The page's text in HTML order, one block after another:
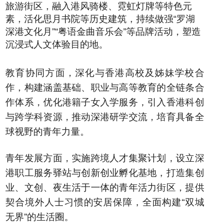
旅游街区，融入港风骑楼、霓虹灯牌等特色元
素，活化思月书院等历史建筑，持续做强“罗湖
深港文化月”“粤语金曲音乐会”等品牌活动，塑造
沉浸式人文体验目的地。
教育协同方面，深化与香港高校及姊妹学校合
作，构建涵盖基础、职业与高等教育的全链条合
作体系，优化港籍子女入学服务，引入香港科创
与跨学科资源，推动深港研学交流，培育具备全
球视野的青年力量。
青年发展方面，实施跨境人才集聚计划，设立深
港职工服务驿站与创新创业孵化基地，打造集创
业、文创、夜生活于一体的青年活力街区，提供
契合境外人士习惯的安居保障，全面构建“双城
无界”的生活圈。